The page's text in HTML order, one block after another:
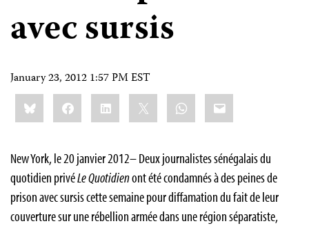
avec sursis
January 23, 2012 1:57 PM EST
Share
this:BlueskyFacebookLinkedIn WhatsApp
Email
New York, le 20 janvier 2012– Deux journalistes sénégalais du
quotidien privéLe Quotidienont été condamnés à des peines de
prison avec sursis cette semaine pour diffamation du fait de leur
couverture sur une rébellion armée dans une région séparatiste,